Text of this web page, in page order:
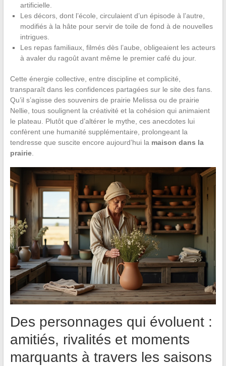
artificielle.
Les décors, dont l’école, circulaient d’un épisode à l’autre,
modifiés à la hâte pour servir de toile de fond à de nouvelles
intrigues.
Les repas familiaux, filmés dès l’aube, obligeaient les acteurs
à avaler du ragoût avant même le premier café du jour.
Cette énergie collective, entre discipline et complicité,
transparaît dans les confidences partagées sur le site des fans.
Qu’il s’agisse des souvenirs de prairie Melissa ou de prairie
Nellie, tous soulignent la créativité et la cohésion qui animaient
le plateau. Plutôt que d’altérer le mythe, ces anecdotes lui
confèrent une humanité supplémentaire, prolongeant la
tendresse que suscite encore aujourd’hui la maison dans la
prairie.
Des personnages qui évoluent :
amitiés, rivalités et moments
marquants à travers les saisons